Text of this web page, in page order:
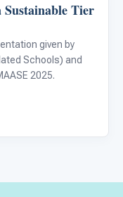
Tier
given by
Schools) and
2025.